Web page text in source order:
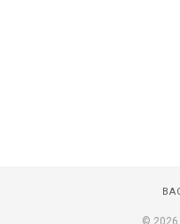
© 2026